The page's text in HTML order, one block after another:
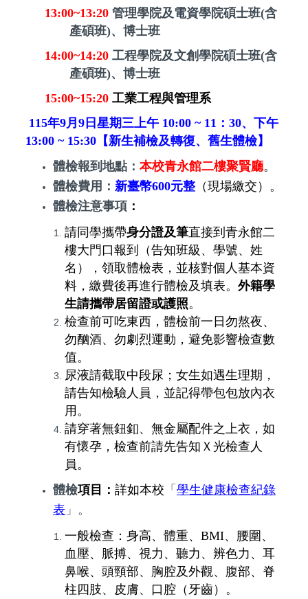
13:00~13:20管理學院及電資學院碩士班(含
產碩班)、博士班
14:00~14:20工程學院及文創學院碩士班(含
產碩班)、博士班
15:00~15:20工業工程與管理系
115年9月 9 日星期三上午 10:00 ~ 11 ： 30、下午
13:00 ~ 15:30 【新生補檢及轉復、 舊生體檢】
體檢報到地點： 本校青永館二樓聚賢廳。
體檢費用： 新臺幣600元整 （現場繳交）。
體檢注意事項 ：
請同學攜帶身分證及筆直接到青永館二
樓大門口報到（告知班級、學號、姓
名），領取體檢表，並核對個人基本資
料，繳費後再進行體檢及填表。 外籍學
生請攜帶居留證或護照。
檢查前可吃東西，體檢前一日勿熬夜、
勿酗酒、勿劇烈運動，避免影響檢查數
值。
尿液請截取中段尿；女生如遇生理期，
請告知檢驗人員，並記得帶包包放內衣
用。
請穿著無鈕釦、無金屬配件之上衣，如
有懷孕，檢查前請先告知Ｘ光檢查人
員。
體檢項目： 詳如本校 「 學生健康檢查紀錄
表 」。
一般檢查：身高、體重、 BMI、腰圍、
血壓、脈搏、視力、聽力、辨色力、耳
鼻喉、頭頸部、胸腔及外觀、腹部、脊
柱四肢、皮膚、口腔（牙齒） 。